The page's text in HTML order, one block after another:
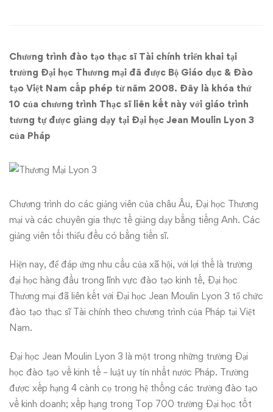
Thạc
sĩ
Tài
chính
khóa
10
Chương trình đào tạo thạc sĩ Tài chính triển khai tại
trường Đại học Thương mại đã được Bộ Giáo dục & Đào
tạo Việt Nam cấp phép từ năm 2008. Đây là khóa thứ
10 của chương trình Thạc sĩ liên kết này với giáo trình
tương tự được giảng dạy tại Đại học Jean Moulin Lyon 3
của Pháp
Chương trình do các giảng viên của châu Âu, Đại học Thương
mại và các chuyên gia thực tế giảng dạy bằng tiếng Anh. Các
giảng viên tối thiểu đều có bằng tiến sĩ.
Hiện nay, để đáp ứng nhu cầu của xã hội, với lợi thế là trường
đại học hàng đầu trong lĩnh vực đào tạo kinh tế, Đại học
Thương mại đã liên kết với Đại học Jean Moulin Lyon 3 tổ chức
đào tạo thạc sĩ Tài chính theo chương trình của Pháp tại Việt
Nam.
Đại học Jean Moulin Lyon 3 là một trong những trường Đại
học đào tạo về kinh tế – luật uy tín nhất nước Pháp. Trường
được xếp hạng 4 cành cọ trong hệ thống các trường đào tạo
về kinh doanh; xếp hạng trong Top 700 trường Đại học tốt